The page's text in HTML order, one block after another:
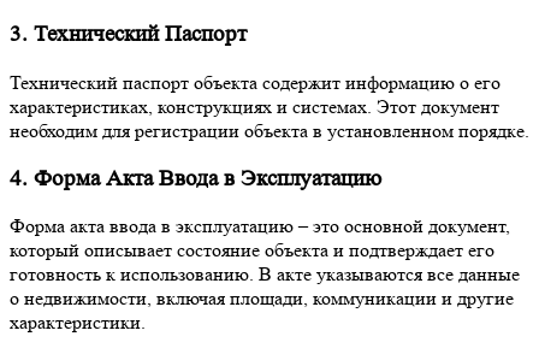
3. Технический Паспорт
Технический паспорт объекта содержит информацию о его
характеристиках, конструкциях и системах. Этот документ
необходим для регистрации объекта в установленном порядке.
4. Форма Акта Ввода в Эксплуатацию
Форма акта ввода в эксплуатацию – это основной документ,
который описывает состояние объекта и подтверждает его
готовность к использованию. В акте указываются все данные
о недвижимости, включая площади, коммуникации и другие
характеристики.